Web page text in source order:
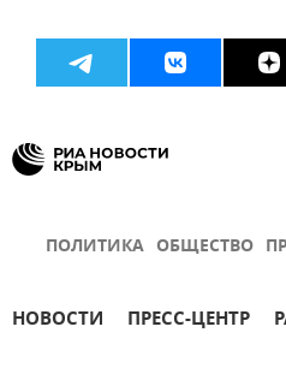
ПОЛИТИКА ОБЩЕСТВО
НОВОСТИ ПРЕСС-ЦЕНТР